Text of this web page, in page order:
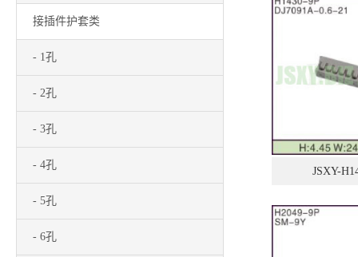
接插件护套类
- 1孔
- 2孔
- 3孔
- 4孔
- 5孔
- 6孔
JSXY-